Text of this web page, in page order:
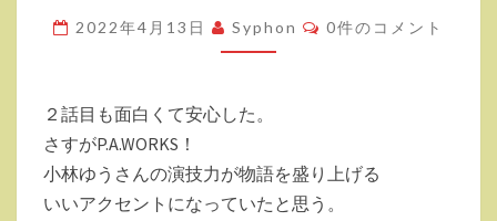
明」
話
2022年4月13日 Syphon
コ
メ
0件のコメント
２話目も面白くて安心した。
さすがP.A.WORKS！
小林ゆうさんの演技力が物語を盛り上げる
いいアクセントになっていたと思う。